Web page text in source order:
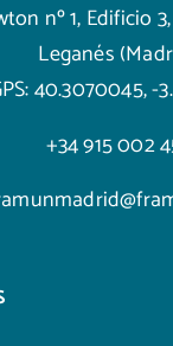
nº 1, Edificio
Leganés
40.3070045, -
+34 915 002